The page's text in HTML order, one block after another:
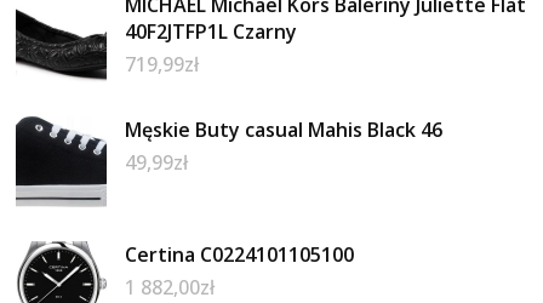
40F2JTFP1L Czarny
719,99zł
Męskie Buty casual Mahis Black 46
49,99zł
Certina C0224101105100
1 882,00zł